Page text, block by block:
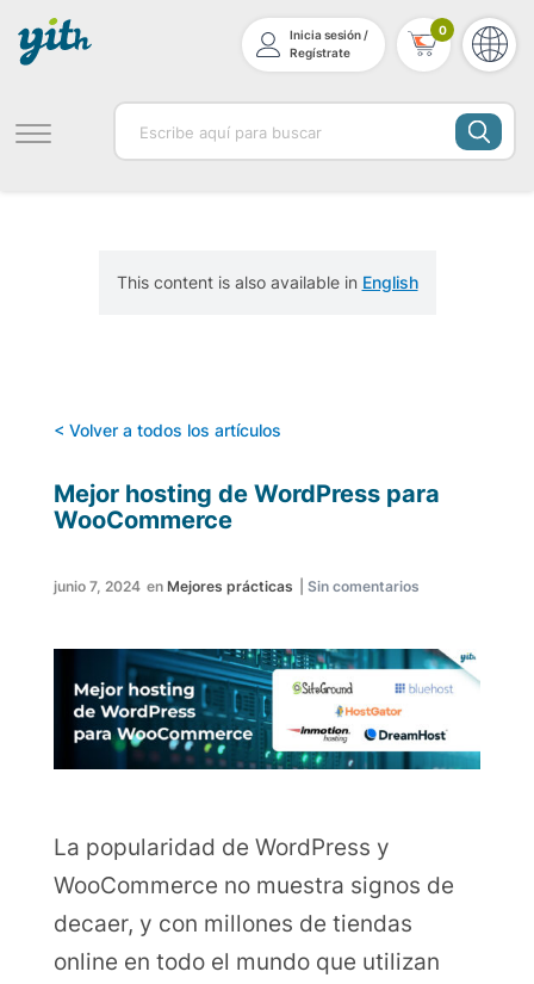
Inicia sesión /
Regístrate
0
This content is also available in English
< Volver a todos los artículos
Mejor hosting de WordPress para
WooCommerce
junio 7, 2024 en Mejores prácticas Sin comentarios
La popularidad de WordPress y
WooCommerce no muestra signos de
decaer, y con millones de tiendas
online en todo el mundo que utilizan